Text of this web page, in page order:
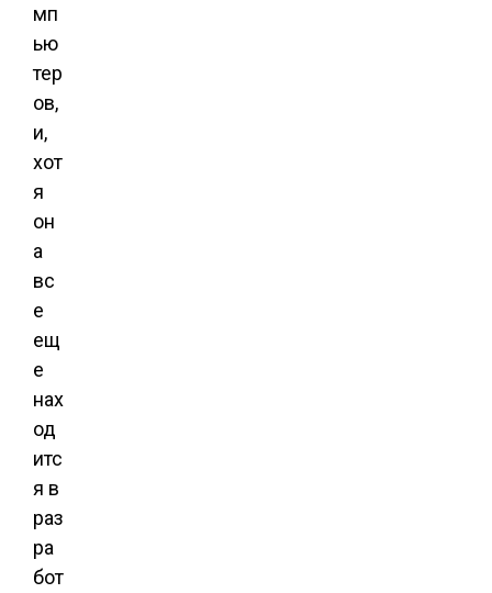
мп
ью
тер
ов,
и,
хот
я
он
а
вс
е
ещ
е
нах
од
итс
я в
раз
ра
бот